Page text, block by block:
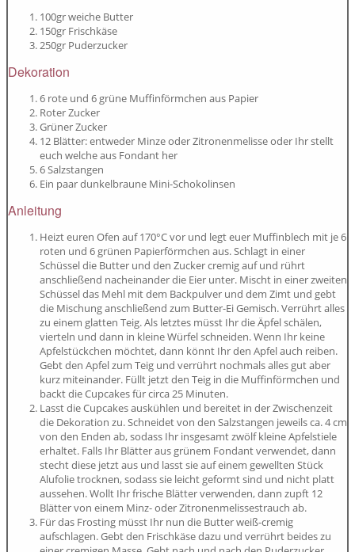
100gr weiche Butter
150gr Frischkäse
250gr Puderzucker
Dekoration
6 rote und 6 grüne Muffinförmchen aus Papier
Roter Zucker
Grüner Zucker
12 Blätter: entweder Minze oder Zitronenmelisse oder Ihr stellt
euch welche aus Fondant her
6 Salzstangen
Ein paar dunkelbraune Mini-Schokolinsen
Anleitung
Heizt euren Ofen auf 170°C vor und legt euer Muffinblech mit je 6
roten und 6 grünen Papierförmchen aus. Schlagt in einer
Schüssel die Butter und den Zucker cremig auf und rührt
anschließend nacheinander die Eier unter. Mischt in einer zweiten
Schüssel das Mehl mit dem Backpulver und dem Zimt und gebt
die Mischung anschließend zum Butter-Ei Gemisch. Verrührt alles
zu einem glatten Teig. Als letztes müsst Ihr die Äpfel schälen,
vierteln und dann in kleine Würfel schneiden. Wenn Ihr keine
Apfelstückchen möchtet, dann könnt Ihr den Apfel auch reiben.
Gebt den Apfel zum Teig und verrührt nochmals alles gut aber
kurz miteinander. Füllt jetzt den Teig in die Muffinförmchen und
backt die Cupcakes für circa 25 Minuten.
Lasst die Cupcakes auskühlen und bereitet in der Zwischenzeit
die Dekoration zu. Schneidet von den Salzstangen jeweils ca. 4 cm
von den Enden ab, sodass Ihr insgesamt zwölf kleine Apfelstiele
erhaltet. Falls Ihr Blätter aus grünem Fondant verwendet, dann
stecht diese jetzt aus und lasst sie auf einem gewellten Stück
Alufolie trocknen, sodass sie leicht geformt sind und nicht platt
aussehen. Wollt Ihr frische Blätter verwenden, dann zupft 12
Blätter von einem Minz- oder Zitronenmelissestrauch ab.
Für das Frosting müsst Ihr nun die Butter weiß-cremig
aufschlagen. Gebt den Frischkäse dazu und verrührt beides zu